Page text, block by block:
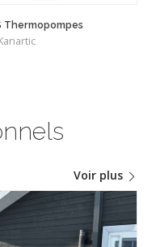
Thermopompes
Voir plus